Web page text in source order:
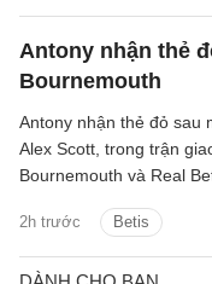
Antony nhận thẻ
Bournemouth
2h trước Betis
Antony nhận thẻ đỏ sau
Alex Scott, trong trận
Bournemouth và Real